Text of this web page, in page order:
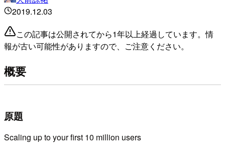
2019.12.03
この記事は公開されてから1年以上経過しています。情
報が古い可能性がありますので、ご注意ください。
概要
原題
Scaling up to your first 10 million users